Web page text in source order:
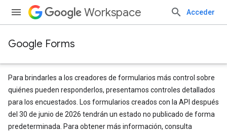
Workspace Acceder
Google Forms
Para brindarles a los creadores de formularios más control sobre
quiénes pueden responderlos, presentamos controles detallados
para los encuestados. Los formularios creados con la API después
del 30 de junio de 2026 tendrán un estado no publicado de forma
predeterminada. Para obtener más información, consulta